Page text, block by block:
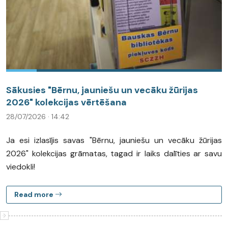
Sākusies "Bērnu, jauniešu un vecāku žūrijas
2026" kolekcijas vērtēšana
28/07/2026 · 14:42
Ja esi izlasījis savas "Bērnu, jauniešu un vecāku žūrijas
2026" kolekcijas grāmatas, tagad ir laiks dalīties ar savu
viedokli!
Read more